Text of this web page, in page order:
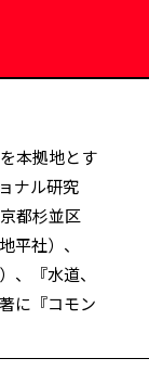
本拠地とす
ナル研究
都杉並区
平社）、
、『水道、
に『コモン